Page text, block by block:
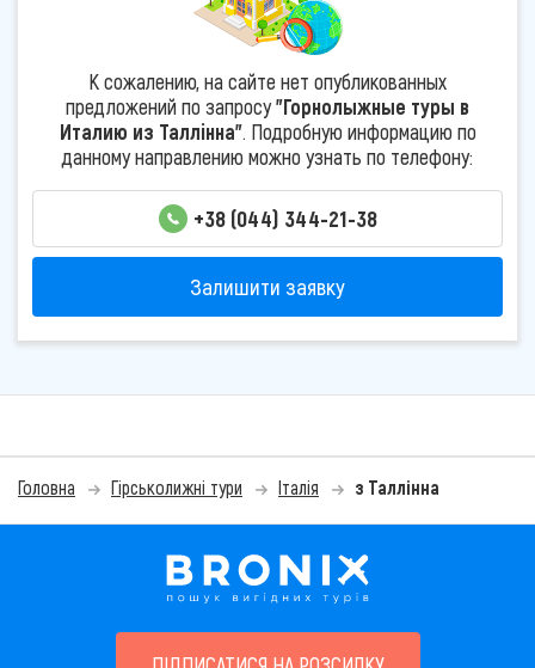
К сожалению, на сайте нет опубликованных
предложений по запросу"Горнолыжные туры в
Италию из Таллінна". Подробную информацию по
данному направлению можно узнать по телефону:
+38 (044) 344-21-38
Залишити заявку
Головна Гірськолижні тури Італія з Таллінна